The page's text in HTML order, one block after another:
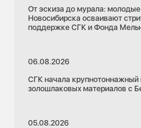
От эскиза до мурала:
Новосибирска осваивают
поддержке СГК и Фонда
06.08.2026
СГК начала крупнотоннажный
золошлаковых материалов с
05.08.2026